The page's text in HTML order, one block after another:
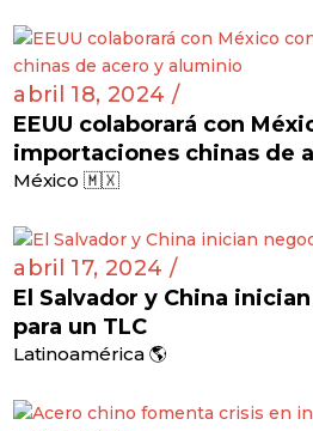
abril 18, 2024 /
EEUU colaborará con
importaciones chinas de
México 🇲🇽
abril 17, 2024 /
El Salvador y China
para un TLC
Latinoamérica 🌎